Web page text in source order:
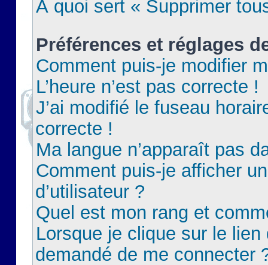
À quoi sert « Supprimer
Préférences et réglages
Comment puis-je modifier
L’heure n’est pas correcte !
J’ai modifié le fuseau
correcte !
Ma langue n’apparaît pas
Comment puis-je afficher
d’utilisateur ?
Quel est mon rang et
Lorsque je clique sur le lien
demandé de me connecter